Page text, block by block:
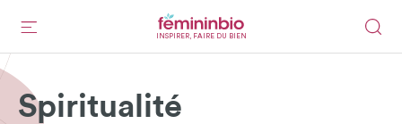
INSPIRER, FAIRE DU BIEN
Spiritualité